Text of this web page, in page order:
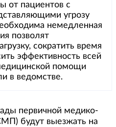
от пациентов с
угрозу
немедленная
позволят
сократить время
эффективность всей
помощи
в ведомстве.
первичной медико-
будут выезжать на